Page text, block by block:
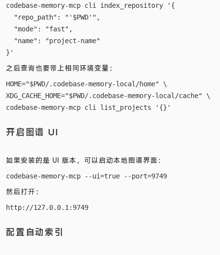
codebase-memory-mcp cli index_repository '{
  "repo_path": "'$PWD'",
  "mode": "fast",
  "name": "project-name"
之后查询也要带上相同环境变量：
HOME="$PWD/.codebase-memory-local/home" \
XDG_CACHE_HOME="$PWD/.codebase-memory-local/cache" \
开启图谱 UI
如果安装的是 UI 版本，可以启动本地图谱界面：
然后打开：
配置自动索引